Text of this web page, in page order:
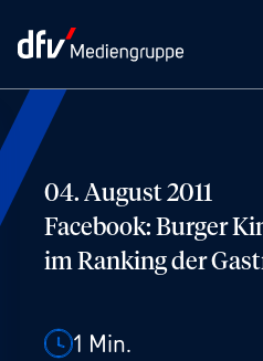
04. August 2011
Facebook: Burger
im Ranking der
1 Min.